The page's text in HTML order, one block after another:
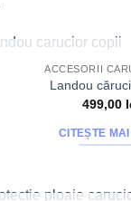
STOC
ACCESORII
Landou
499,00
CITEȘTE